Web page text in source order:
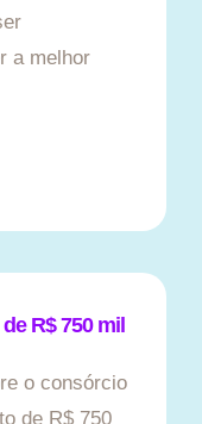
a melhor
R$ 750 mil
o consórcio
de R$ 750